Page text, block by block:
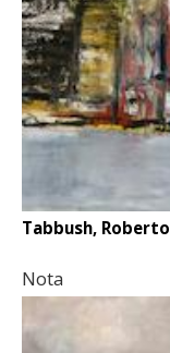
Tabbush, Roberto
Nota